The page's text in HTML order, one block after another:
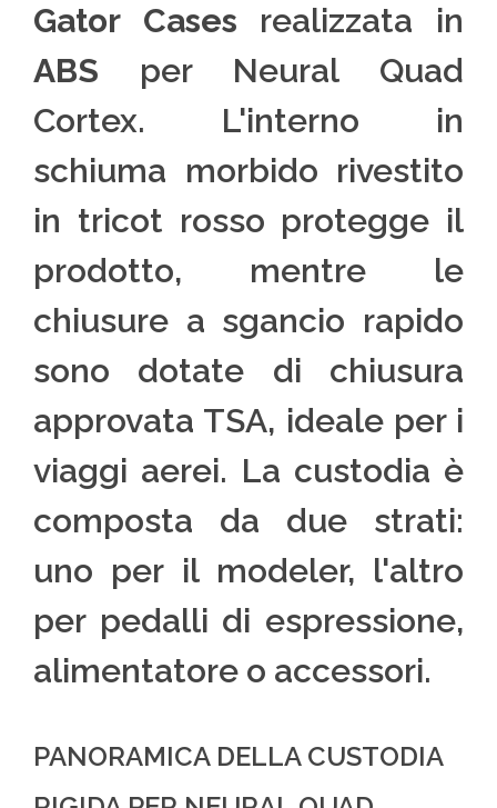
Gator Cases realizzata in
ABS per Neural Quad
Cortex. L'interno in
schiuma morbido rivestito
in tricot rosso protegge il
prodotto, mentre le
chiusure a sgancio rapido
sono dotate di chiusura
approvata TSA, ideale per i
viaggi aerei. La custodia è
composta da due strati:
uno per il modeler, l'altro
per pedalli di espressione,
alimentatore o accessori.
PANORAMICA DELLA CUSTODIA